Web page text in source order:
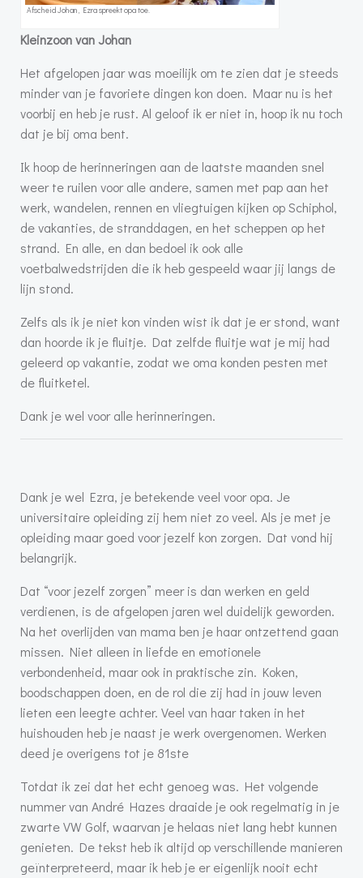
Afscheid Johan, Ezra spreekt opa toe.
Kleinzoon van Johan
Het afgelopen jaar was moeilijk om te zien dat je steeds
minder van je favoriete dingen kon doen. Maar nu is het
voorbij en heb je rust. Al geloof ik er niet in, hoop ik nu toch
dat je bij oma bent.
Ik hoop de herinneringen aan de laatste maanden snel
weer te ruilen voor alle andere, samen met pap aan het
werk, wandelen, rennen en vliegtuigen kijken op Schiphol,
de vakanties, de stranddagen, en het scheppen op het
strand. En alle, en dan bedoel ik ook alle
voetbalwedstrijden die ik heb gespeeld waar jij langs de
lijn stond.
Zelfs als ik je niet kon vinden wist ik dat je er stond, want
dan hoorde ik je fluitje. Dat zelfde fluitje wat je mij had
geleerd op vakantie, zodat we oma konden pesten met
de fluitketel.
Dank je wel voor alle herinneringen.
Dank je wel Ezra, je betekende veel voor opa. Je
universitaire opleiding zij hem niet zo veel. Als je met je
opleiding maar goed voor jezelf kon zorgen. Dat vond hij
belangrijk.
Dat “voor jezelf zorgen” meer is dan werken en geld
verdienen, is de afgelopen jaren wel duidelijk geworden.
Na het overlijden van mama ben je haar ontzettend gaan
missen. Niet alleen in liefde en emotionele
verbondenheid, maar ook in praktische zin. Koken,
boodschappen doen, en de rol die zij had in jouw leven
lieten een leegte achter. Veel van haar taken in het
huishouden heb je naast je werk overgenomen. Werken
deed je overigens tot je 81ste
Totdat ik zei dat het echt genoeg was. Het volgende
nummer van André Hazes draaide je ook regelmatig in je
zwarte VW Golf, waarvan je helaas niet lang hebt kunnen
genieten. De tekst heb ik altijd op verschillende manieren
geïnterpreteerd, maar ik heb je er eigenlijk nooit echt